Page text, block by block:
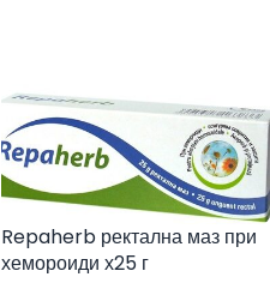
Repaherb ректална маз при
хемороиди х25 г